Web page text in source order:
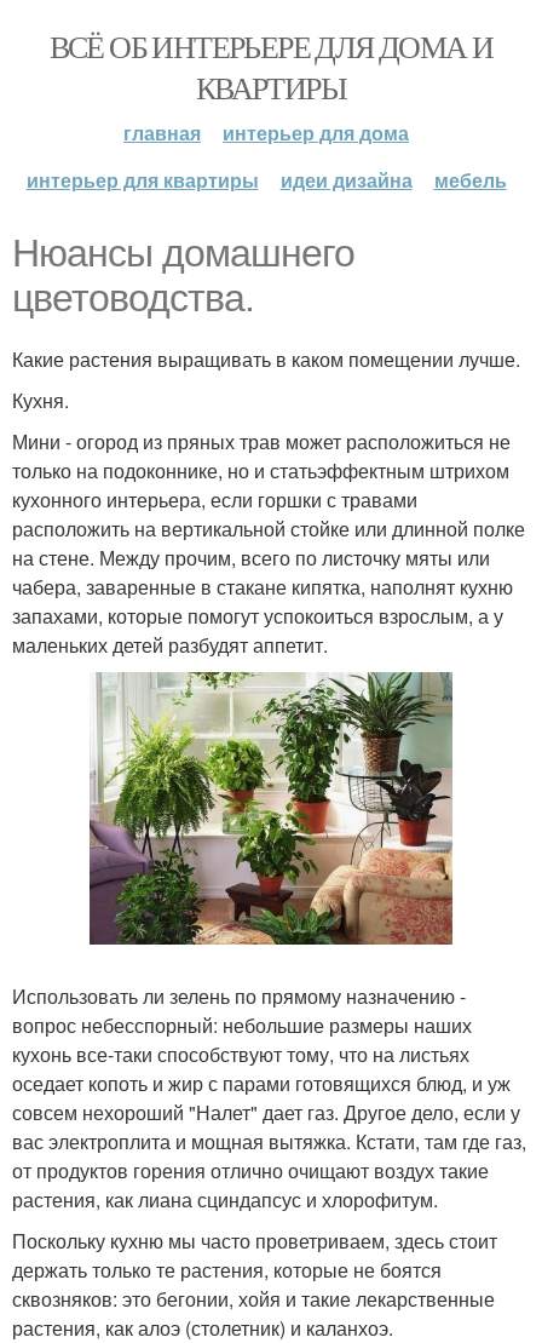
ВСЁ ОБ ИНТЕРЬЕРЕ ДЛЯ ДОМА И
КВАРТИРЫ
главная
интерьер для дома
интерьер для квартиры
идеи дизайна мебель
Нюансы домашнего
цветоводства.
Какие растения выращивать в каком помещении лучше.
Кухня.
Мини - огород из пряных трав может расположиться не
только на подоконнике, но и статьэффектным штрихом
кухонного интерьера, если горшки с травами
расположить на вертикальной стойке или длинной полке
на стене. Между прочим, всего по листочку мяты или
чабера, заваренные в стакане кипятка, наполнят кухню
запахами, которые помогут успокоиться взрослым, а у
маленьких детей разбудят аппетит.
Использовать ли зелень по прямому назначению -
вопрос небесспорный: небольшие размеры наших
кухонь все-таки способствуют тому, что на листьях
оседает копоть и жир с парами готовящихся блюд, и уж
совсем нехороший "Налет" дает газ. Другое дело, если у
вас электроплита и мощная вытяжка. Кстати, там где газ,
от продуктов горения отлично очищают воздух такие
растения, как лиана сциндапсус и хлорофитум.
Поскольку кухню мы часто проветриваем, здесь стоит
держать только те растения, которые не боятся
сквозняков: это бегонии, хойя и такие лекарственные
растения, как алоэ (столетник) и каланхоэ.